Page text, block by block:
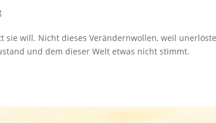
sie will. Nicht dieses Verändernwollen, weil
und dem dieser Welt etwas nicht stimmt.